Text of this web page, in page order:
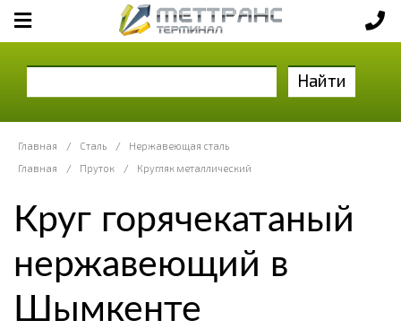
Найти
Главная / Сталь /
Нержавеющая сталь
Главная
/ Пруток / Кругляк металлический
Круг горячекатаный
нержавеющий в
Шымкенте